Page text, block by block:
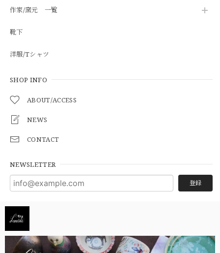
作家/窯元 一覧
靴下
洋服/Tシャツ
SHOP INFO
ABOUT/ACCESS
NEWS
CONTACT
NEWSLETTER
登録